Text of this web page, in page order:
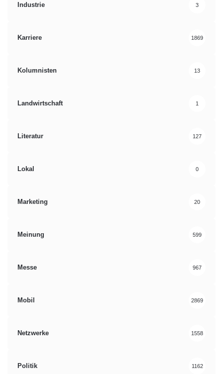
Industrie 3
Karriere 1869
Kolumnisten 13
Landwirtschaft 1
Literatur 127
Lokal 0
Marketing 20
Meinung 599
Messe 967
Mobil 2869
Netzwerke 1558
Politik 1162